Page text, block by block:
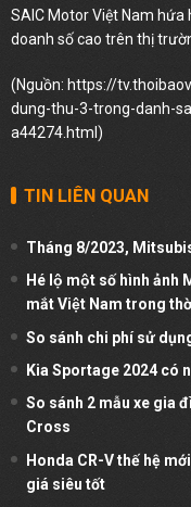
SAIC Motor Việt Nam
doanh số cao trên thị
(Nguồn: https://
dung-thu-3-trong-danh-
a44274.html )
TIN LIÊN QUAN
Tháng 8/2023,
Hé lộ một số hình ảnh
mắt Việt Nam trong
So sánh chi phí sử
Kia Sportage 2024 có
So sánh 2 mẫu xe gia
Cross
Honda CR-V thế hệ
giá siêu tốt